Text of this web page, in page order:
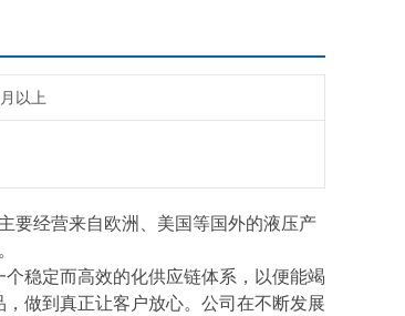
以上
要经营来自欧洲、美国等国外的液压产
稳定而高效的化供应链体系，以便能竭
做到真正让客户放心。公司在不断发展